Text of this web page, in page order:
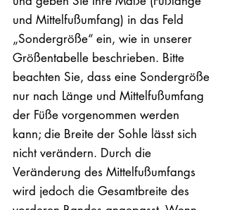
und Mittelfußumfang) in das Feld
„Sondergröße“ ein, wie in unserer
Größentabelle beschrieben. Bitte
beachten Sie, dass eine Sondergröße
nur nach Länge und Mittelfußumfang
der Füße vorgenommen werden
kann; die Breite der Sohle lässt sich
nicht verändern. Durch die
Veränderung des Mittelfußumfangs
wird jedoch die Gesamtbreite des